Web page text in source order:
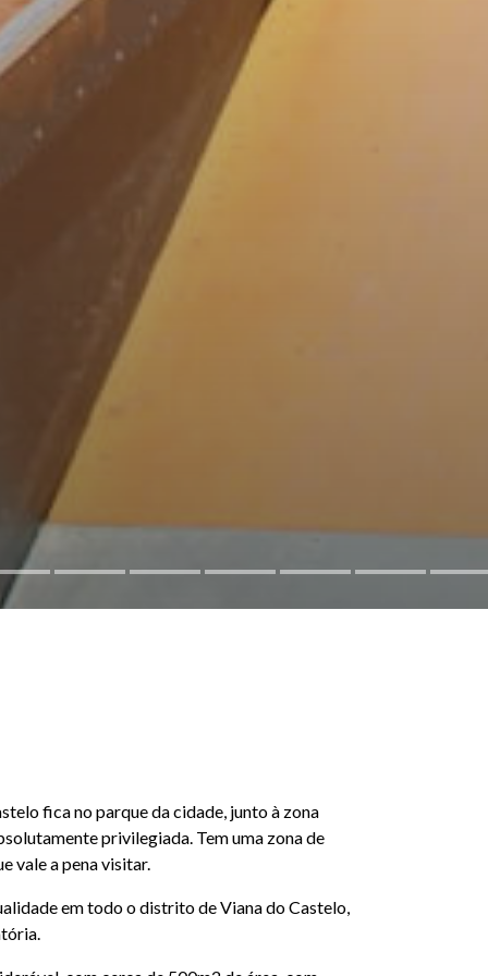
fica no parque da cidade, junto à zona
privilegiada. Tem uma zona de
vale a pena visitar.
em todo o distrito de Viana do Castelo,